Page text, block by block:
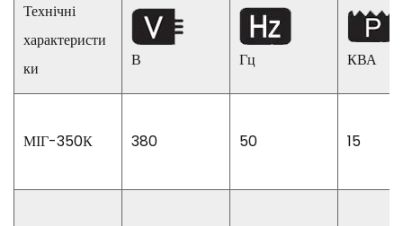
Технічні
характеристи
ки
В Гц КВА
МІГ-350К 380 50 15